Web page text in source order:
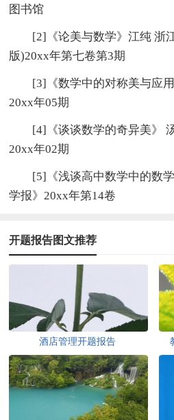
图书馆
[2]《论美与数学》江纯 浙
版)20xx年第七卷第3期
[3]《数学中的对称美与应
20xx年05期
[4]《谈谈数学的奇异美》
20xx年02期
[5]《浅谈高中数学中的数
学报》20xx年第14卷
开题报告图文推荐
酒店管理开题报告